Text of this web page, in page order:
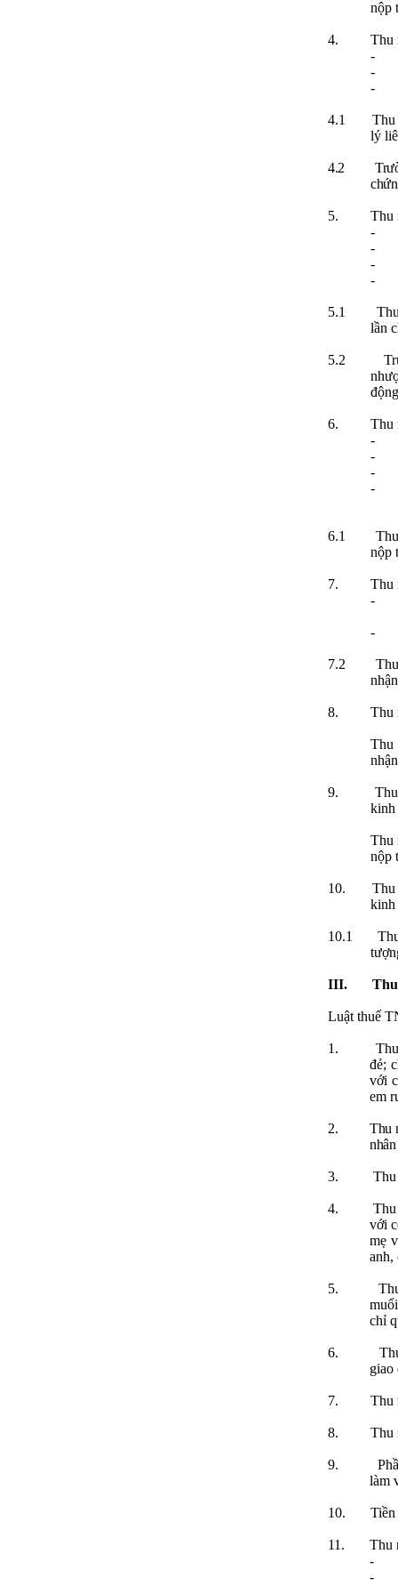
nộp
4.
Thu
-
-
-
4.1
Thu
lý
4.2
5.
Thu
-
-
-
-
5.1
lần
5.2
6.
Thu
-
-
-
-
6.1
nộp
7.
Thu
-
-
7.2
8. Thu
Thu
9.
kinh
Thu
nộp
10.
Thu
kinh
10.1
III.
Luật thuế
1.
đẻ;
với
em
2.
Thu
3.
4.
Thu
với
mẹ
anh,
5.
chỉ
6.
giao
7. Thu
8. Thu
9.
làm
10.
11.
Thu
-
-